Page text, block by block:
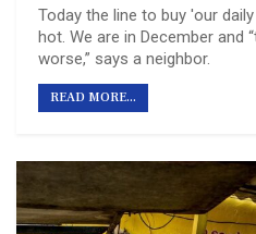
Today the line to buy 'our
hot. We are in December and
worse,” says a neighbor.
READ MORE...